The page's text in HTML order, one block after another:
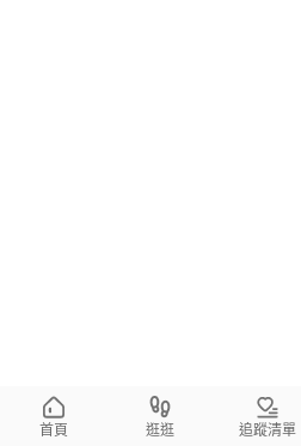
首頁 逛逛 追蹤清單